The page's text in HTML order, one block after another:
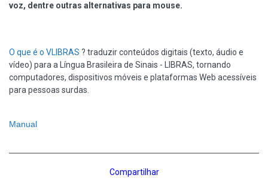
voz, dentre outras alternativas para mouse.
O que é o VLIBRAS ? traduzir conteúdos digitais (texto, áudio e
vídeo) para a Língua Brasileira de Sinais - LIBRAS, tornando
computadores, dispositivos móveis e plataformas Web acessíveis
para pessoas surdas.
Manual
Compartilhar